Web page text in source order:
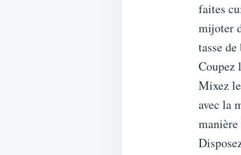
faites
mijoter
tasse
Coupez
Mixez
avec la
manière